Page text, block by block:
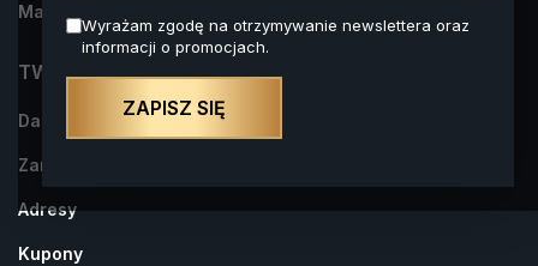
Wyrażam zgodę na otrzymywanie newslettera oraz
informacji o promocjach.
ZAPISZ SIĘ
Mapa strony
TWOJE KONTO
Dane osobowe
Zamówienia
Adresy
Kupony